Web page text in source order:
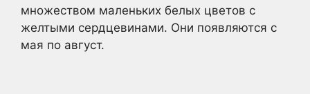
множеством маленьких белых цветов с
желтыми сердцевинами. Они появляются с
мая по август.